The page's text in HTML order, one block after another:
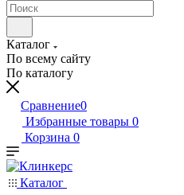
Каталог
По всему сайту
По каталогу
Сравнение0
Избранные товары 0
Корзина 0
Каталог